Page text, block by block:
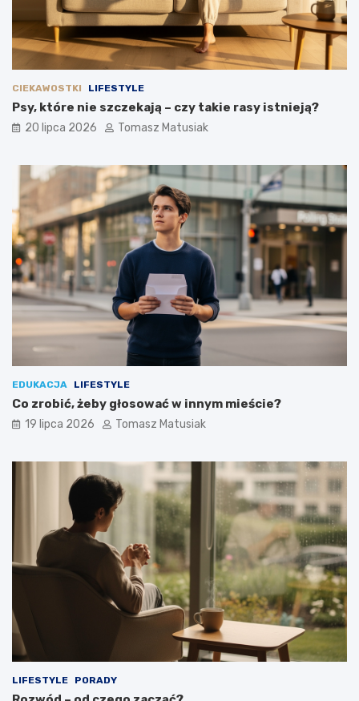
CIEKAWOSTKI LIFESTYLE
Psy, które nie szczekają – czy takie rasy istnieją?
20 lipca 2026 Tomasz Matusiak
EDUKACJA LIFESTYLE
Co zrobić, żeby głosować w innym mieście?
19 lipca 2026 Tomasz Matusiak
LIFESTYLE PORADY